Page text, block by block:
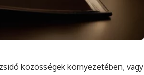
közösségek környezetében, vagy